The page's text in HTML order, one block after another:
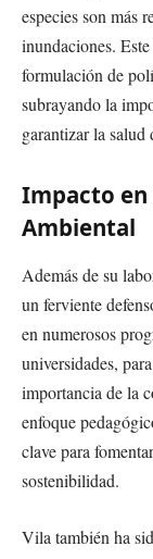
especies son más
inundaciones.
formulación de
subrayando la
garantizar la salud
Impacto en
Ambiental
Además de su
un ferviente
en numerosos
universidades,
importancia de la
enfoque
clave para
sostenibilidad.
Vila también ha